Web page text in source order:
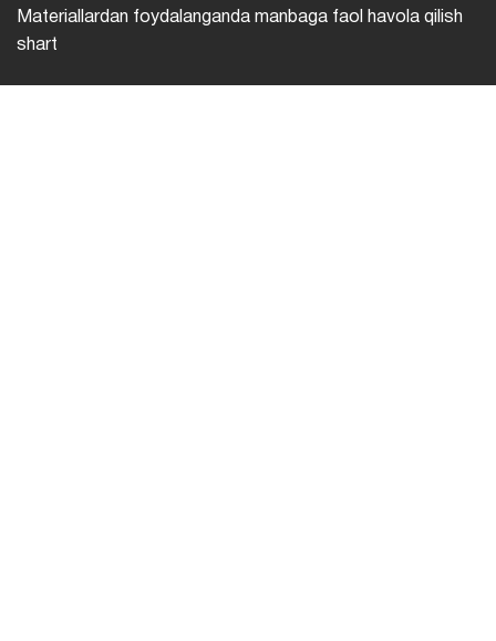
Materiallardan foydalanganda manbaga faol havola qilish
shart